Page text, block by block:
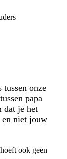
tussen onze
papa
dat je het
en niet jouw
ook geen